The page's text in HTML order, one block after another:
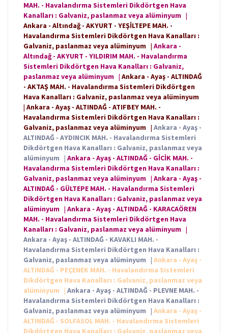
MAH. - Havalandırma Sistemleri Dikdörtgen Hava
Kanalları : Galvaniz, paslanmaz veya alüminyum |
Ankara - Altındağ - AKYURT - YEŞİLTEPE MAH. -
Havalandırma Sistemleri Dikdörtgen Hava Kanalları :
Galvaniz, paslanmaz veya alüminyum | Ankara -
Altındağ - AKYURT - YILDIRIM MAH. - Havalandırma
Sistemleri Dikdörtgen Hava Kanalları : Galvaniz,
paslanmaz veya alüminyum | Ankara - Ayaş - ALTINDAĞ
- AKTAŞ MAH. - Havalandırma Sistemleri Dikdörtgen
Hava Kanalları : Galvaniz, paslanmaz veya alüminyum
| Ankara - Ayaş - ALTINDAĞ - ATIFBEY MAH. -
Havalandırma Sistemleri Dikdörtgen Hava Kanalları :
Galvaniz, paslanmaz veya alüminyum | Ankara - Ayaş -
ALTINDAĞ - AYDINCIK MAH. - Havalandırma Sistemleri
Dikdörtgen Hava Kanalları : Galvaniz, paslanmaz veya
alüminyum | Ankara - Ayaş - ALTINDAĞ - GİCİK MAH. -
Havalandırma Sistemleri Dikdörtgen Hava Kanalları :
Galvaniz, paslanmaz veya alüminyum | Ankara - Ayaş -
ALTINDAĞ - GÜLTEPE MAH. - Havalandırma Sistemleri
Dikdörtgen Hava Kanalları : Galvaniz, paslanmaz veya
alüminyum | Ankara - Ayaş - ALTINDAĞ - KARACAÖREN
MAH. - Havalandırma Sistemleri Dikdörtgen Hava
Kanalları : Galvaniz, paslanmaz veya alüminyum |
Ankara - Ayaş - ALTINDAĞ - KAVAKLI MAH. -
Havalandırma Sistemleri Dikdörtgen Hava Kanalları :
Galvaniz, paslanmaz veya alüminyum | Ankara - Ayaş -
ALTINDAĞ - PEÇENEK MAH. - Havalandırma Sistemleri
Dikdörtgen Hava Kanalları : Galvaniz, paslanmaz veya
alüminyum
| Ankara - Ayaş - ALTINDAĞ - PLEVNE MAH. -
Havalandırma Sistemleri Dikdörtgen Hava Kanalları :
Galvaniz, paslanmaz veya alüminyum | Ankara - Ayaş -
ALTINDAĞ - SOLFASOL MAH. - Havalandırma Sistemleri
Dikdörtgen Hava Kanalları : Galvaniz, paslanmaz veya